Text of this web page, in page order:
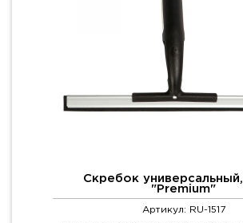
Скребок
"Premium"
Артикул: RU-1517